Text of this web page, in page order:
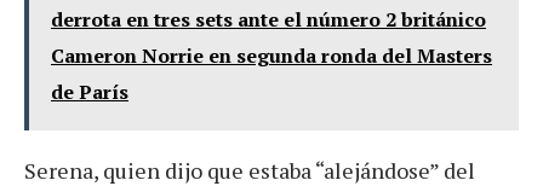
derrota en tres sets ante el número 2 británico
Cameron Norrie en segunda ronda del Masters
de París
Serena, quien dijo que estaba “alejándose” del